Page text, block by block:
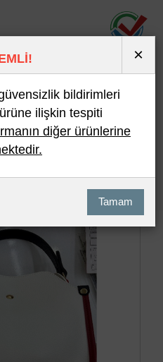
En Çok İncelenen
×
bildirimleri
ilişkin tespiti
diğer ürünlerine
Tamam